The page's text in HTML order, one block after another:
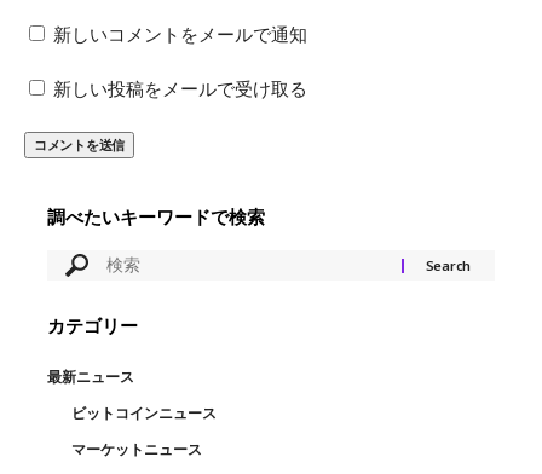
新しいコメントをメールで通知
新しい投稿をメールで受け取る
調べたいキーワードで検索
カテゴリー
最新ニュース
ビットコインニュース
マーケットニュース